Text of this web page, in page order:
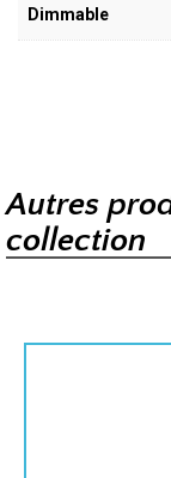
Dimmable
Autres
collection